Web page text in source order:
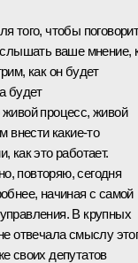
того, чтобы
ваше мнение,
как он будет
будет
живой процесс, живой
внести какие‑то
как это работает.
повторяю, сегодня
начиная с самой
В крупных
отвечала смыслу
своих депутатов